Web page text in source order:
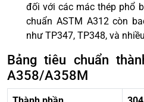
đối với các mác thép phổ
chuẩn ASTM A312 còn
như TP347, TP348, và
Bảng tiêu chuẩn
A358/A358M